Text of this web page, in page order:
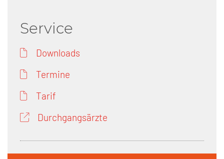
Service
Downloads
Termine
Tarif
Durchgangsärzte